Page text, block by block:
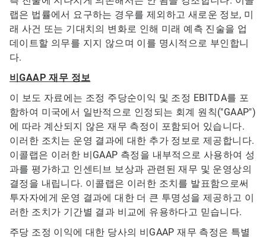
랩은 법률에서 요구하는 경우를 제외하고 새로운 정보, 미
래 사건 또는 기대치의 변화로 인해 미래 예측 진술을 업
데이트할 의무를 지지 않으며 이를 명시적으로 부인합니
다.
비GAAP 재무 정보
이 보도 자료에는 조정 주당순이익 및 조정 EBITDA를 포
함하여 미국에서 일반적으로 인정되는 회계 원칙("GAAP")
에 따라 계산되지 않은 재무 측정이 포함되어 있습니다.
이러한 조치는 운영 결과에 대한 추가 정보로 제공합니다.
이콜랩은 이러한 비GAAP 측정을 내부적으로 사용하여 성
과를 평가하고 인센티브 보상과 관련된 재무 및 운영상의
결정을 내립니다. 이콜랩은 이러한 조치를 발표함으로써
투자자에게 운영 결과에 대한 더 큰 투명성을 제공하고 이
러한 조치가 기간별 결과 비교에 유용하다고 믿습니다.
주당 조정 이익에 대한 당사의 비GAAP 재무 측정은 특별